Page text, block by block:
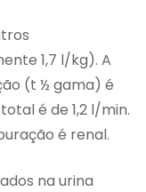
1,7 l/kg). A
(t ½ gama) é
é de 1,2 l/min.
é renal.
na urina